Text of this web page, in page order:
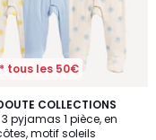
tous les 50€
COLLECTIONS
pyjamas 1 pièce, en
motif soleils